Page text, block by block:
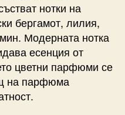
нотки на
бергамот, лилия,
Модерната нотка
есенция от
цветни парфюми се
на парфюма